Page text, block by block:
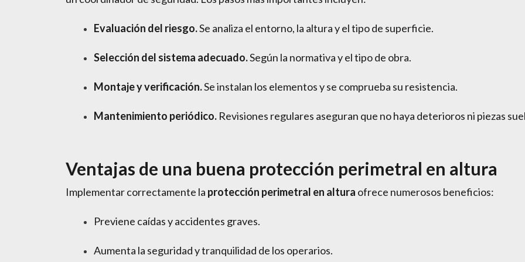
Evaluación del riesgo.Se analiza el entorno, la altura y el tipo de superficie.
Selección del sistema adecuado.Según la normativa y el tipo de obra.
Montaje y verificación.Se instalan los elementos y se comprueba su resistencia.
Mantenimiento periódico. Revisiones regulares aseguran que no haya deterioros ni piezas
Ventajas de una buena protección perimetral en altura
Implementar correctamente la protección perimetral en altura ofrece numerosos beneficios:
Previene caídas y accidentes graves.
Aumenta la seguridad y tranquilidad de los operarios.